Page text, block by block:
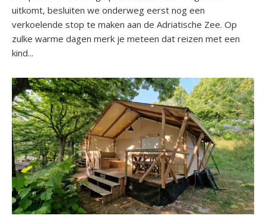
uitkomt, besluiten we onderweg eerst nog een
verkoelende stop te maken aan de Adriatische Zee. Op
zulke warme dagen merk je meteen dat reizen met een
kind...